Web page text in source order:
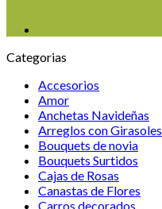
Categorias
Accesorios
Amor
Anchetas Navideñas
Arreglos con Girasoles
Bouquets de novia
Bouquets Surtidos
Cajas de Rosas
Canastas de Flores
Carros decorados